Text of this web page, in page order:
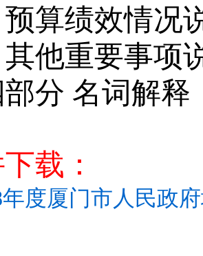
算绩效情况
他重要事项
分 名词解释
载：
年度厦门市人民政